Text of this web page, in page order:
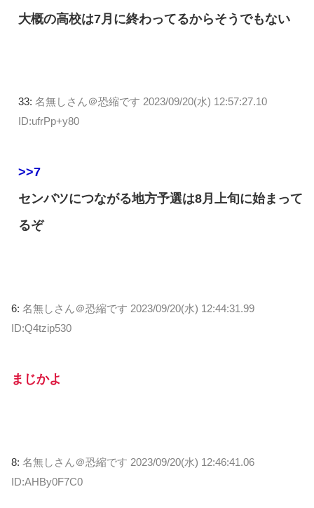
大概の高校は7月に終わってるからそうでもない
33: 名無しさん＠恐縮です 2023/09/20(水) 12:57:27.10
ID:ufrPp+y80
>>7
センバツにつながる地方予選は8月上旬に始まって
るぞ
6: 名無しさん＠恐縮です 2023/09/20(水) 12:44:31.99
ID:Q4tzip530
まじかよ
8: 名無しさん＠恐縮です 2023/09/20(水) 12:46:41.06
ID:AHBy0F7C0